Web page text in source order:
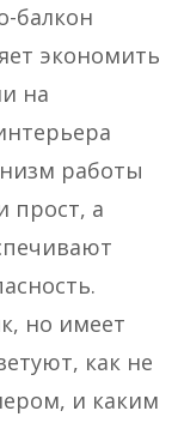
балкон
экономить
на
работы
прост, а
но имеет
как не
и каким